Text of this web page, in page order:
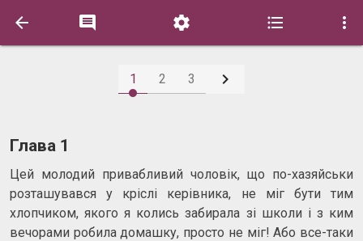
    
1 2 3 
Глава 1
Цей молодий привабливий чоловік, що по-хазяйськи
розташувався у кріслі керівника, не міг бути тим
хлопчиком, якого я колись забирала зі школи і з ким
вечорами робила домашку, просто не міг! Або все-таки